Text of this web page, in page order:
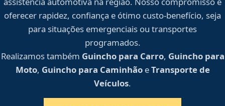
oferecer rapidez, confiança e ótimo custo-benefício, seja
para situações emergenciais ou transportes
programados.
Realizamos também Guincho para Carro, Guincho para
Moto, Guincho para CaminhãoeTransporte de
Veículos.